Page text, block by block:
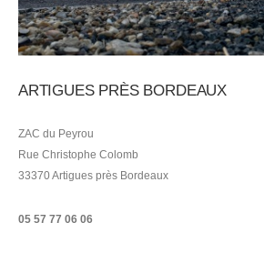
ARTIGUES PRÈS BORDEAUX
ZAC du Peyrou
Rue Christophe Colomb
33370 Artigues près Bordeaux
05 57 77 06 06